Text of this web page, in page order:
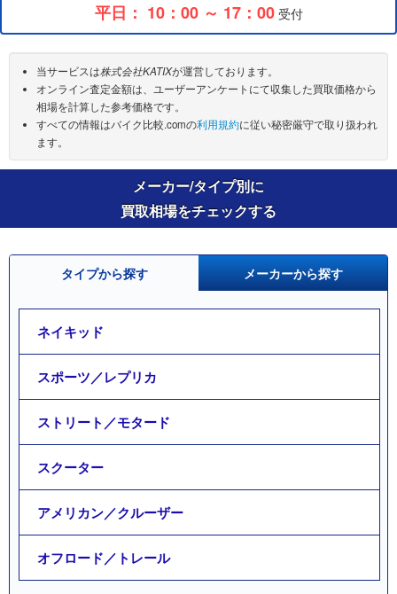
平日： 10：00 ～ 17：00受付
当サービスは株式会社KATIXが運営しております。
オンライン査定金額は、ユーザーアンケートにて収集した買取価格から
相場を計算した参考価格です。
すべての情報はバイク比較.comの利用規約に従い秘密厳守で取り扱われ
ます。
メーカー/タイプ別に
買取相場をチェックする
タイプから探す メーカーから探す
ネイキッド
スポーツ／レプリカ
ストリート／モタード
スクーター
アメリカン／クルーザー
オフロード／トレール